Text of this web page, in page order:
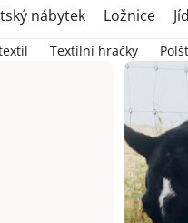
nábytek Ložnice
Textilní hračky